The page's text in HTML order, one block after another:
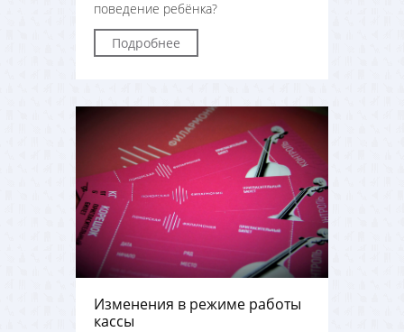
поведение ребёнка?
Подробнее
Изменения в режиме работы
кассы